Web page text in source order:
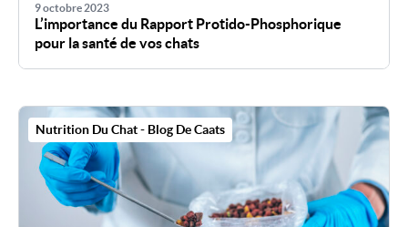
9 octobre 2023
L’importance du Rapport Protido-Phosphorique
pour la santé de vos chats
Nutrition Du Chat - Blog De Caats